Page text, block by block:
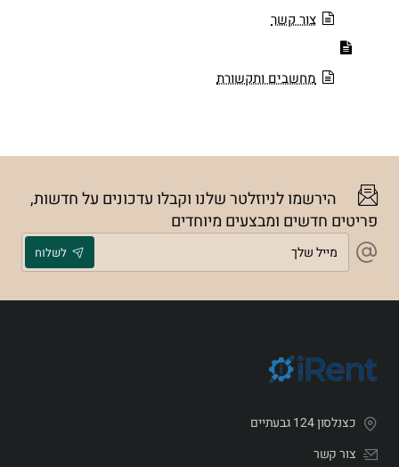
צור קשר
מחשבים ותקשורת
הירשמו לניוזלטר שלנו וקבלו עדכונים על חדשות,
פריטים חדשים ומבצעים מיוחדים
מייל
שלך
לשלוח
כצנלסון 124 גבעתיים
צור קשר